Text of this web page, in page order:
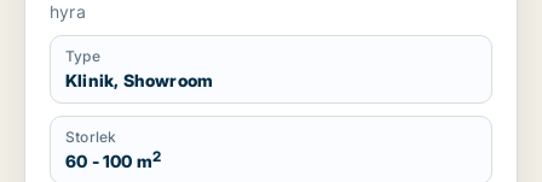
hyra
Type
Klinik, Showroom
Storlek
60 - 100 m2